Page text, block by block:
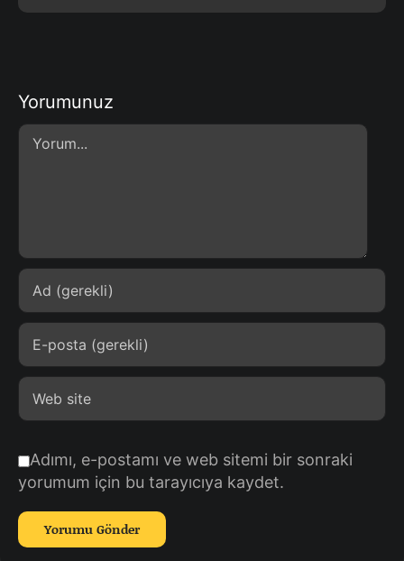
Yorumunuz
Comment
Adımı, e-postamı ve web sitemi bir sonraki
yorumum için bu tarayıcıya kaydet.